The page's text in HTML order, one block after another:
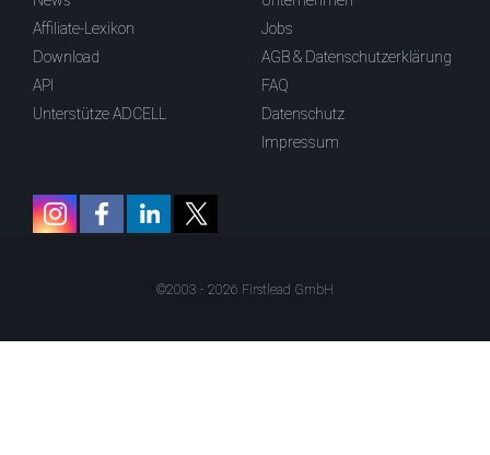
Affiliate-Lexikon
Download
API
Unterstütze ADCELL
Jobs
AGB & Datenschutzerklärung
FAQ
Datenschutz
Impressum
©2003 - 2026 Firstlead GmbH